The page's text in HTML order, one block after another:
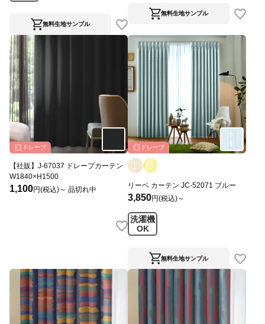
無料生地サンプル
無料生地サンプル
ドレープ
【社販】J-67037 ドレープカーテン
W1840×H1500
1,100円(税込)～ 品切れ中
ドレープ
リーベ カーテン JC-52071 ブルー
3,850円(税込)～
洗濯機
OK
無料生地サンプル